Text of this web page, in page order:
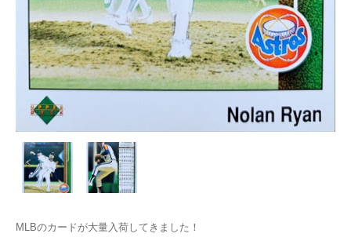
MLBのカードが大量入荷してきました！